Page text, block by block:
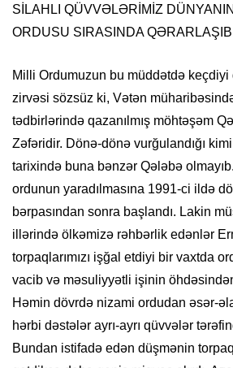
SİLAHLI QÜVVƏLƏRİMİZ
ORDUSU SIRASINDA
Milli Ordumuzun bu müddətdə
zirvəsi sözsüz ki, Vətən
tədbirlərində qazanılmış möhtəşəm
Zəfəridir. Dönə-dönə vurğulandığı
tarixində buna bənzər Qələbə
ordunun yaradılmasına 1991-ci ildə
bərpasından sonra başlandı. Lakin
illərində ölkəmizə rəhbərlik edənlər
torpaqlarımızı işğal etdiyi bir vaxtda
vacib və məsuliyyətli işinin
Həmin dövrdə nizami ordudan əsər-
hərbi dəstələr ayrı-ayrı qüvvələr
Bundan istifadə edən düşmənin